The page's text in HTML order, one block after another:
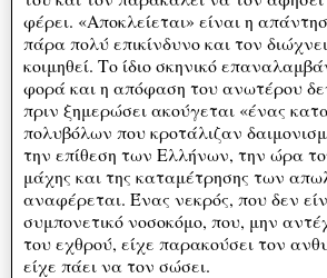
φέρει. «Αποκλείεται» είναι η
πάρα πολύ επικίνδυνο και τον
κοιμηθεί. Το ίδιο σκηνικό
φορά και η απόφαση του ανωτέρου
πριν ξημερώσει ακούγεται «ένας
πολυβόλων που κροτάλιζαν
την επίθεση των Ελλήνων, την ώρα
μάχης και της καταμέτρησης των
αναφέρεται. Ένας νεκρός, που δεν
συμπονετικό νοσοκόμο, που, μην
του εχθρού, είχε παρακούσει τον
είχε πάει να τον σώσει.